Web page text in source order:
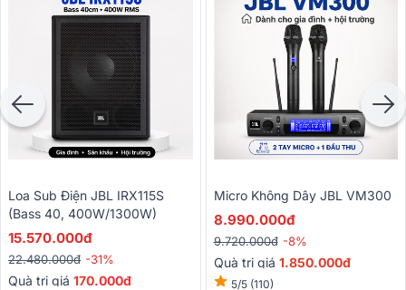
Loa Sub Điện JBL IRX115S
(bass 40, 400W/1300W)
15.570.000đ
22.480.000đ -31%
Quà trị giá 170.000đ
Micro Không Dây JBL VM300
8.990.000đ
9.720.000đ -8%
Quà trị giá 1.850.000đ
5/5 (110)